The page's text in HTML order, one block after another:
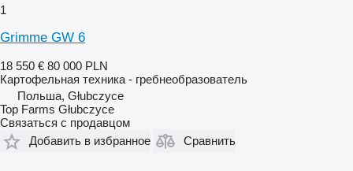
1
Grimme GW 6
18 550 € 80 000 PLN
Картофельная техника - гребнеобразователь
Польша, Głubczyce
Top Farms Głubczyce
Связаться с продавцом
Добавить в избранное
Сравнить